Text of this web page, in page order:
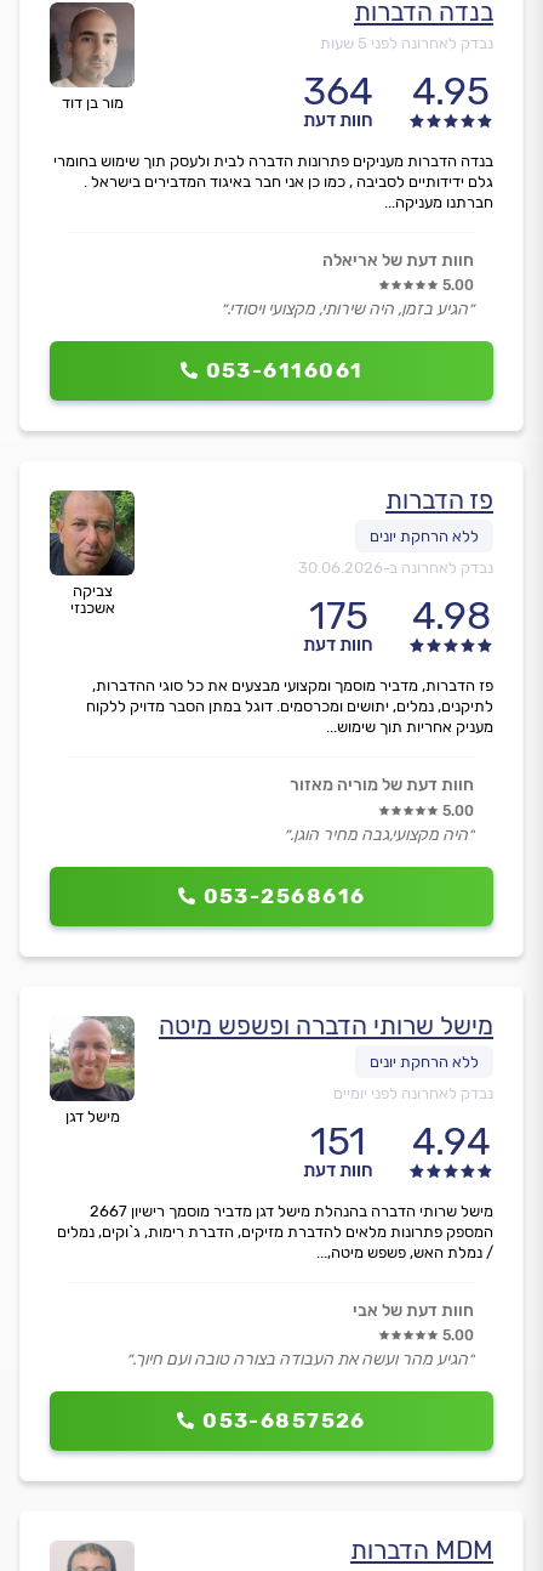
מור בן דוד
בנדה הדברות
נבדק לאחרונה לפני 5 שעות
4.95
364
חוות דעת
053-6116061
בנדה הדברות מעניקים פתרונות הדברה לבית ולעסק תוך שימוש בחומרי
גלם ידידותיים לסביבה , כמו כן אני חבר באיגוד המדבירים בישראל .
חברתנו מעניקה...
חוות דעת של אריאלה
5.00
״הגיע בזמן, היה שירותי, מקצועי ויסודי.״
צביקה
אשכנזי
פז הדברות
נבדק לאחרונה ב-30.06.2026
4.98
175
חוות דעת
053-2568616
פז הדברות, מדביר מוסמך ומקצועי מבצעים את כל סוגי ההדברות,
לתיקנים, נמלים, יתושים ומכרסמים. דוגל במתן הסבר מדויק ללקוח
מעניק אחריות תוך שימוש...
חוות דעת של מוריה מאזור
5.00
״היה מקצועי,גבה מחיר הוגן.״
מישל דגן
מישל שרותי הדברה ופשפש מיטה
נבדק לאחרונה לפני יומיים
4.94
151
חוות דעת
053-6857526
מישל שרותי הדברה בהנהלת מישל דגן מדביר מוסמך רישיון 2667
המספק פתרונות מלאים להדברת מזיקים, הדברת רימות, ג`וקים, נמלים
/ נמלת האש, פשפש מיטה,...
חוות דעת של אבי
5.00
״הגיע מהר ועשה את העבודה בצורה טובה ועם חיוך.״
MDM הדברות